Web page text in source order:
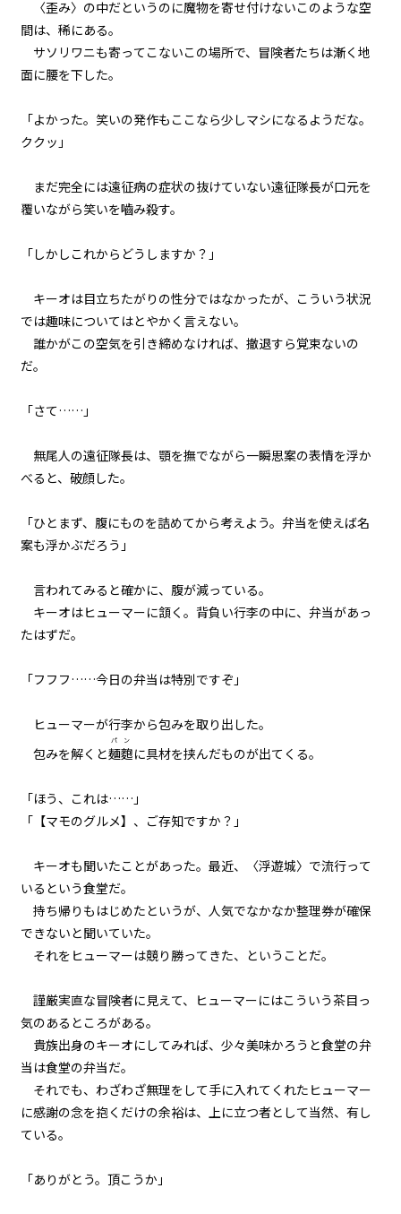
フォント
明朝
組み方向
大作戦
二章 【マモのグルメ】と迷宮攻略
二章 【マモのグルメ】と迷宮攻略
大作戦
大作戦
第十七話 大勝利
大作戦
二章 【マモのグルメ】と迷宮攻略
大作戦
〈歪み〉の中だというのに魔物を寄せ付けないこのような空
間は、稀にある。
サソリワニも寄ってこないこの場所で、冒険者たちは漸く地
面に腰を下した。
「よかった。笑いの発作もここなら少しマシになるようだな。
ククッ」
まだ完全には遠征病の症状の抜けていない遠征隊長が口元を
覆いながら笑いを嚙み殺す。
「しかしこれからどうしますか？」
キーオは目立ちたがりの性分ではなかったが、こういう状況
では趣味についてはとやかく言えない。
誰かがこの空気を引き締めなければ、撤退すら覚束ないの
だ。
「さて……」
無尾人の遠征隊長は、顎を撫でながら一瞬思案の表情を浮か
べると、破顔した。
「ひとまず、腹にものを詰めてから考えよう。弁当を使えば名
案も浮かぶだろう」
言われてみると確かに、腹が減っている。
キーオはヒューマーに頷く。背負い行李の中に、弁当があっ
たはずだ。
「フフフ……今日の弁当は特別ですぞ」
ヒューマーが行李から包みを取り出した。
包みを解くと麺麭
パン
に具材を挟んだものが出てくる。
「ほう、これは……」
「【マモのグルメ】、ご存知ですか？」
キーオも聞いたことがあった。最近、〈浮遊城〉で流行って
いるという食堂だ。
持ち帰りもはじめたというが、人気でなかなか整理券が確保
できないと聞いていた。
それをヒューマーは競り勝ってきた、ということだ。
謹厳実直な冒険者に見えて、ヒューマーにはこういう茶目っ
気のあるところがある。
貴族出身のキーオにしてみれば、少々美味かろうと食堂の弁
当は食堂の弁当だ。
それでも、わざわざ無理をして手に入れてくれたヒューマー
に感謝の念を抱くだけの余裕は、上に立つ者として当然、有し
ている。
「ありがとう。頂こうか」